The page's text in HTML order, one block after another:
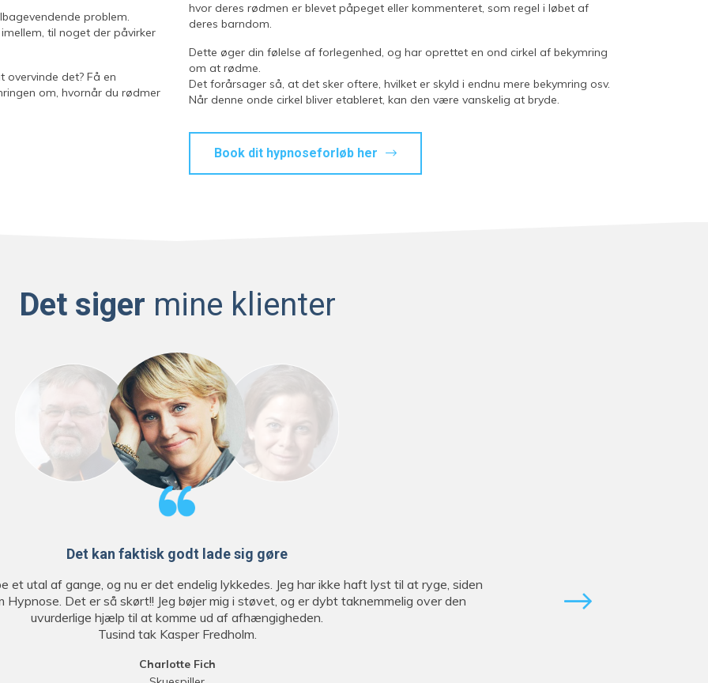
problem.
til noget der påvirker
det? Få en
om, hvornår du rødmer
hvor deres rødmen er blevet påpeget eller kommenteret, som regel i løbet af
deres barndom.
Dette øger din følelse af forlegenhed, og har oprettet en ond cirkel af bekymring
om at rødme.
Det forårsager så, at det sker oftere, hvilket er skyld i endnu mere bekymring osv.
Når denne onde cirkel bliver etableret, kan den være vanskelig at bryde.
Book dit hypnoseforløb her
Det siger mine klienter
Det kan faktisk godt lade sig gøre
et utal af gange, og nu er det endelig lykkedes. Jeg har ikke haft lyst til at ryge, siden
Hypnose. Det er så skørt!! Jeg bøjer mig i støvet, og er dybt taknemmelig over den
uvurderlige hjælp til at komme ud af afhængigheden.
Tusind tak Kasper Fredholm.
Charlotte Fich